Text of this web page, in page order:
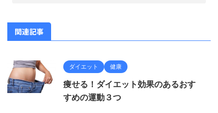
関連記事
ダイエット 健康
痩せる！ダイエット効果のあるおす
すめの運動３つ